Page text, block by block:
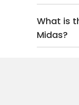
What is
Midas?